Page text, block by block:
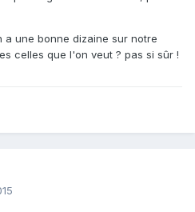
une bonne dizaine sur notre
celles que l'on veut ? pas si sûr !